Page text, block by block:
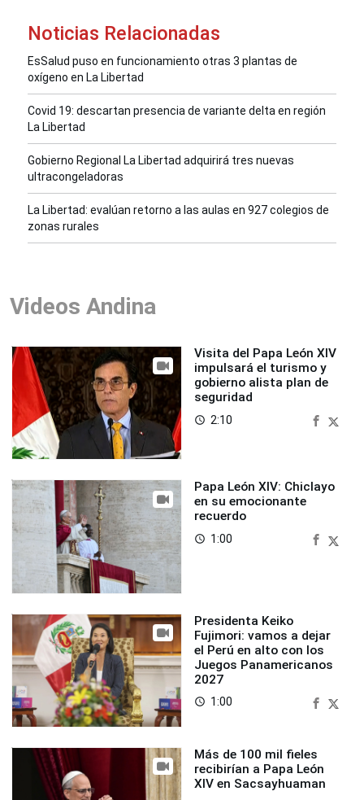
Noticias Relacionadas
EsSalud puso en funcionamiento otras 3 plantas de
oxígeno en La Libertad
Covid 19: descartan presencia de variante delta en región
La Libertad
Gobierno Regional La Libertad adquirirá tres nuevas
ultracongeladoras
La Libertad: evalúan retorno a las aulas en 927 colegios de
zonas rurales
Videos Andina
Visita del Papa León XIV
impulsará el turismo y
gobierno alista plan de
seguridad
access_time 2:10
Papa León XIV: Chiclayo
en su emocionante
recuerdo
access_time 1:00
Presidenta Keiko
Fujimori: vamos a dejar
el Perú en alto con los
Juegos Panamericanos
2027
access_time 1:00
Más de 100 mil fieles
recibirían a Papa León
XIV en Sacsayhuaman